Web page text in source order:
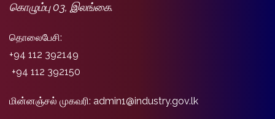
கொழும்பு 03, இலங்கை.
தொலைபேசி:
+94 112 392149
+94 112 392150
மின்னஞ்சல் முகவரி: admin1@industry.gov.lk